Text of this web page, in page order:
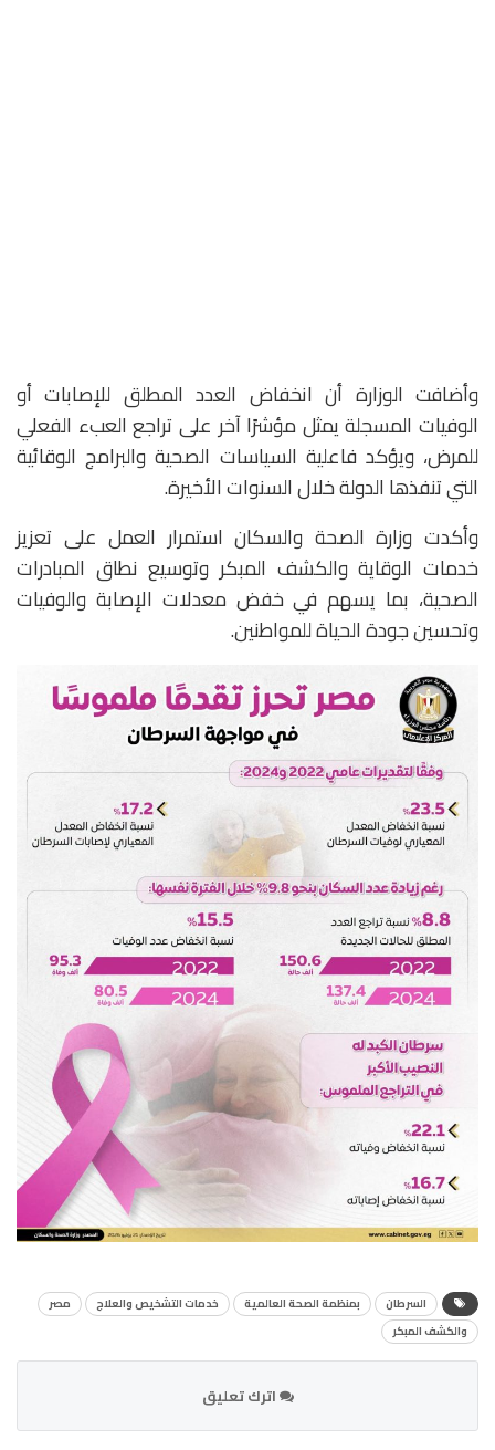
وأضافت الوزارة أن انخفاض العدد المطلق للإصابات أو
الوفيات المسجلة يمثل مؤشرًا آخر على تراجع العبء الفعلي
للمرض، ويؤكد فاعلية السياسات الصحية والبرامج الوقائية
التي تنفذها الدولة خلال السنوات الأخيرة.
وأكدت وزارة الصحة والسكان استمرار العمل على تعزيز
خدمات الوقاية والكشف المبكر وتوسيع نطاق المبادرات
الصحية، بما يسهم في خفض معدلات الإصابة والوفيات
وتحسين جودة الحياة للمواطنين.
السرطان بمنظمة الصحة العالمية خدمات التشخيص والعلاج
مصر
والكشف المبكر
اترك تعليق